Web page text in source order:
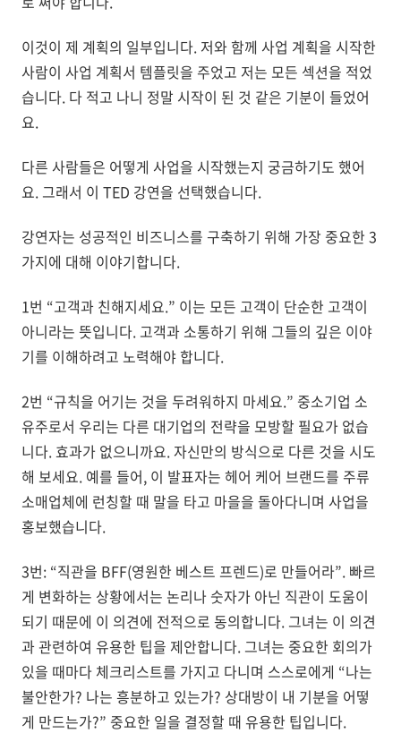
이것이 제 계획의 일부입니다. 저와 함께 사업 계획을 시작한
사람이 사업 계획서 템플릿을 주었고 저는 모든 섹션을 적었
습니다. 다 적고 나니 정말 시작이 된 것 같은 기분이 들었어
요.
다른 사람들은 어떻게 사업을 시작했는지 궁금하기도 했어
요. 그래서 이 TED 강연을 선택했습니다.
강연자는 성공적인 비즈니스를 구축하기 위해 가장 중요한 3
가지에 대해 이야기합니다.
1번 “고객과 친해지세요.” 이는 모든 고객이 단순한 고객이
아니라는 뜻입니다. 고객과 소통하기 위해 그들의 깊은 이야
기를 이해하려고 노력해야 합니다.
2번 “규칙을 어기는 것을 두려워하지 마세요.” 중소기업 소
유주로서 우리는 다른 대기업의 전략을 모방할 필요가 없습
니다. 효과가 없으니까요. 자신만의 방식으로 다른 것을 시도
해 보세요. 예를 들어, 이 발표자는 헤어 케어 브랜드를 주류
소매업체에 런칭할 때 말을 타고 마을을 돌아다니며 사업을
홍보했습니다.
3번: “직관을 BFF(영원한 베스트 프렌드)로 만들어라”. 빠르
게 변화하는 상황에서는 논리나 숫자가 아닌 직관이 도움이
되기 때문에 이 의견에 전적으로 동의합니다. 그녀는 이 의견
과 관련하여 유용한 팁을 제안합니다. 그녀는 중요한 회의가
있을 때마다 체크리스트를 가지고 다니며 스스로에게 “나는
불안한가? 나는 흥분하고 있는가? 상대방이 내 기분을 어떻
게 만드는가?” 중요한 일을 결정할 때 유용한 팁입니다.